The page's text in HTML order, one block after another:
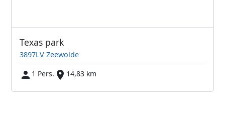
Texas park
3897LV Zeewolde
1 Pers.
14,83 km